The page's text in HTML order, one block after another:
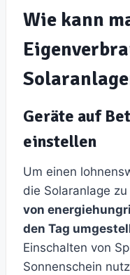
Wie kann
Geräte auf
einstellen
Um einen
die Solaranlage
von
den Tag
Einschalten von
Sonnenschein